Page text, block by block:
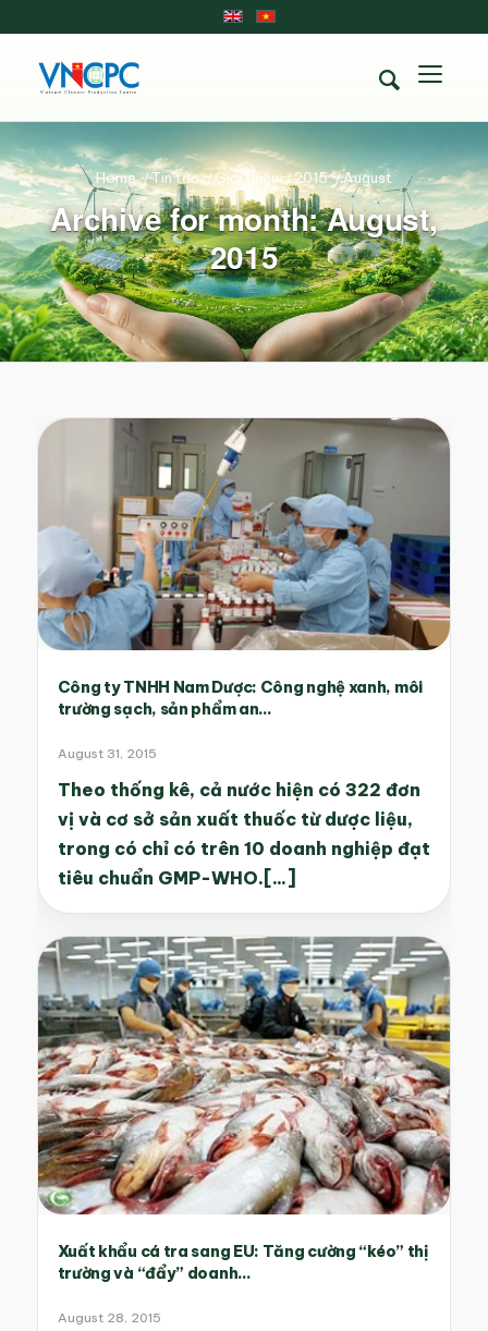
Archive for month: August,
2015
Home /Tin tức /Giới thiệu /2015 /August
Công ty TNHH Nam Dược: Công nghệ xanh, môi
trường sạch, sản phẩm an...
August 31, 2015
Theo thống kê, cả nước hiện có 322 đơn
vị và cơ sở sản xuất thuốc từ dược liệu,
trong có chỉ có trên 10 doanh nghiệp đạt
tiêu chuẩn GMP-WHO.[...]
Xuất khẩu cá tra sang EU: Tăng cường “kéo” thị
trường và “đẩy” doanh...
August 28, 2015